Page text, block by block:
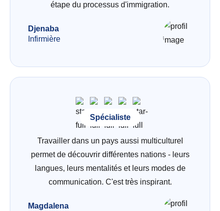
étape du processus d'immigration.
Djenaba
Infirmière
Spécialiste
Travailler dans un pays aussi multiculturel
permet de découvrir différentes nations - leurs
langues, leurs mentalités et leurs modes de
communication. C'est très inspirant.
Magdalena